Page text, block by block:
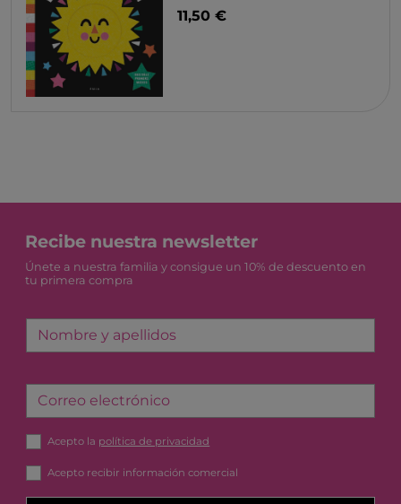
11,50 €
Recibe nuestra newsletter
Únete a nuestra familia y consigue un 10% de descuento en
tu primera compra
Nombre y apellidos
Correo electrónico
Acepto la política de privacidad
Acepto recibir información comercial